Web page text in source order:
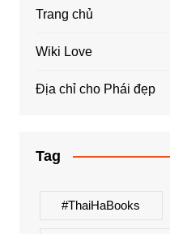
Trang chủ
Wiki Love
Địa chỉ cho Phái đẹp
Tag
#ThaiHaBooks